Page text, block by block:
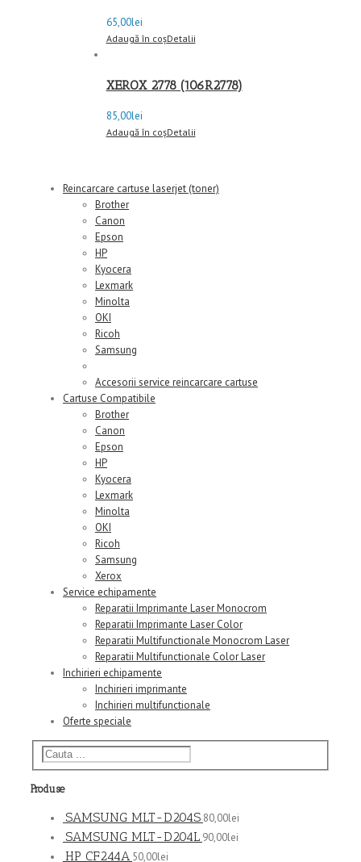
65,00lei
Adaugă în coșDetalii
XEROX 2778 (106R2778)
85,00lei
Adaugă în coșDetalii
Reincarcare cartuse laserjet (toner)
Brother
Canon
Epson
HP
Kyocera
Lexmark
Minolta
OKI
Ricoh
Samsung
Accesorii service reincarcare cartuse
Cartuse Compatibile
Brother
Canon
Epson
HP
Kyocera
Lexmark
Minolta
OKI
Ricoh
Samsung
Xerox
Service echipamente
Reparatii Imprimante Laser Monocrom
Reparatii Imprimante Laser Color
Reparatii Multifunctionale Monocrom Laser
Reparatii Multifunctionale Color Laser
Inchirieri echipamente
Inchirieri imprimante
Inchirieri multifunctionale
Oferte speciale
Produse
SAMSUNG MLT-D204S 80,00lei
SAMSUNG MLT-D204L 90,00lei
HP CF244A 50,00lei